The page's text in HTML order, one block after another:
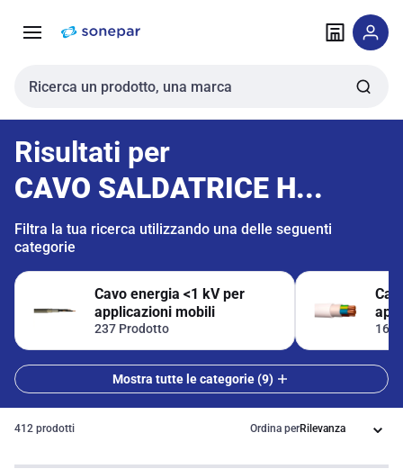
navigazione alla
Cerca input
Risultati per
CAVO SALDATRICE H...
Filtra la tua ricerca utilizzando una delle seguenti
categorie
Cavo energia <1 kV per
applicazioni mobili
237 Prodotto 168
Mostra tutte le categorie (9)
412 prodotti Ordina per